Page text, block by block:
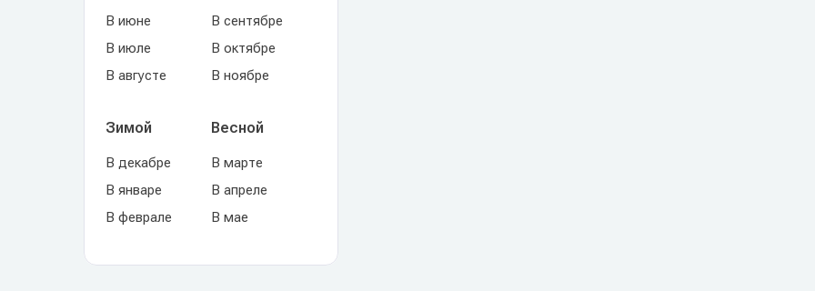
В июне
В июле
В августе
В сентябре
В октябре
В ноябре
Зимой
В декабре
В январе
В феврале
Весной
В марте
В апреле
В мае